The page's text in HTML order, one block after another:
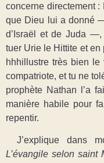
concerne directement
que Dieu lui a donné
d’Israël et de Juda
tuer Urie le Hittite et en
hhhillustre très bien le
compatriote, et tu ne
prophète Nathan l’a
manière habile pour
repentir.
J’explique dans
L’évangile selon saint